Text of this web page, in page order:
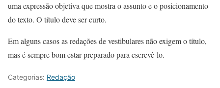
uma expressão objetiva que mostra o assunto e o posicionamento
do texto. O título deve ser curto.
Em alguns casos as redações de vestibulares não exigem o título,
mas é sempre bom estar preparado para escrevê-lo.
Categorias: Redação